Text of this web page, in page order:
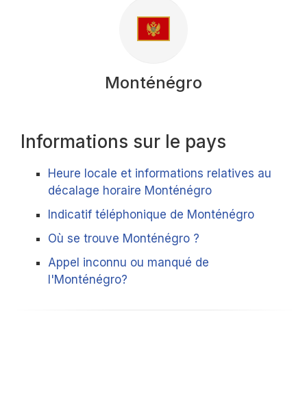
Monténégro
Informations sur le pays
Heure locale et informations relatives au
décalage horaire Monténégro
Indicatif téléphonique de Monténégro
Où se trouve Monténégro ?
Appel inconnu ou manqué de
l'Monténégro?